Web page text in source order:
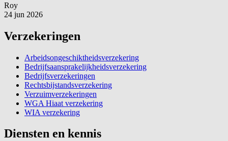
Roy
24 jun 2026
Verzekeringen
Arbeidsongeschiktheidsverzekering
Bedrijfsaansprakelijkheidsverzekering
Bedrijfsverzekeringen
Rechtsbijstandsverzekering
Verzuimverzekeringen
WGA Hiaat verzekering
WIA verzekering
Diensten en kennis